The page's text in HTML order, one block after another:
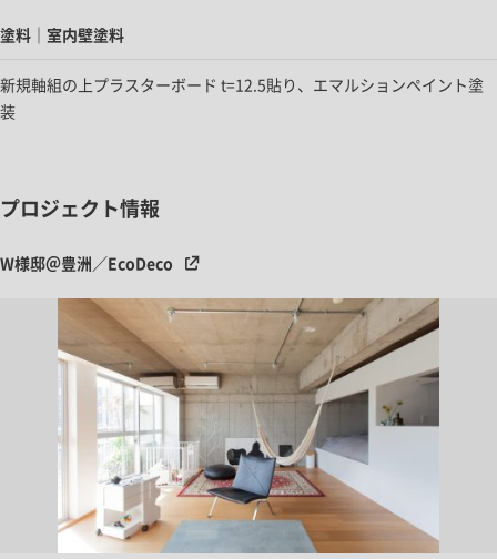
塗料｜室内壁塗料
新規軸組の上プラスターボード t=12.5貼り、エマルションペイント塗
装
プロジェクト情報
W様邸＠豊洲／EcoDeco